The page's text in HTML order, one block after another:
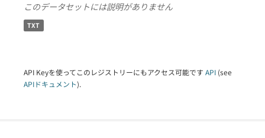
このデータセットには説明がありません
TXT
API Keyを使ってこのレジストリーにもアクセス可能です API (see
APIドキュメント).